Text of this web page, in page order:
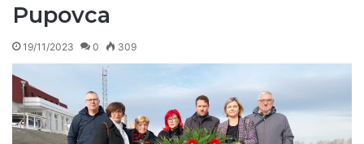
Pupovca
19/11/2023 0 309